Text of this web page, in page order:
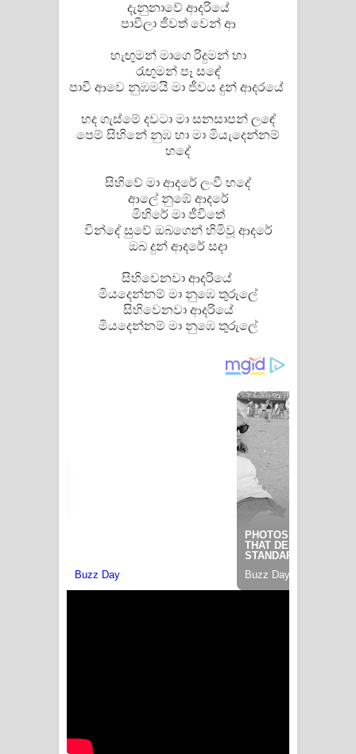
දැනුනාවේ ආදරියේ
පාවීලා ජීවත් වෙන් ආ
හැඟුමන් මාගෙ රිදුමන් හා
රැඟුමන් පෑ සඳේ
පාවී ආ⁣වෙ නුඹමයි මා ජීවය දුන් ආදරයේ
හද ගැස්මේ දවටා මා සනසාපන් ලඳේ
පෙම් සිහිනේ නුඹ හා මා මියැදෙන්නම්
හදේ
සිහිවේ මා ආදරේ ලංවී හදේ
ආලේ නුඹේ ආදරේ
මිහිරේ මා ජීවිතේ
වින්දේ සුවේ ඔබගෙන් හිමිවූ ආදරේ
ඔබ දුන් ආදරේ සදා
සිහිවෙනවා ආදරියේ
මියදෙන්නම් මා නුඹෙ තුරුලේ
සිහිවෙනවා ආදරියේ
මියදෙන්නම් මා නුඹෙ තුරුලේ